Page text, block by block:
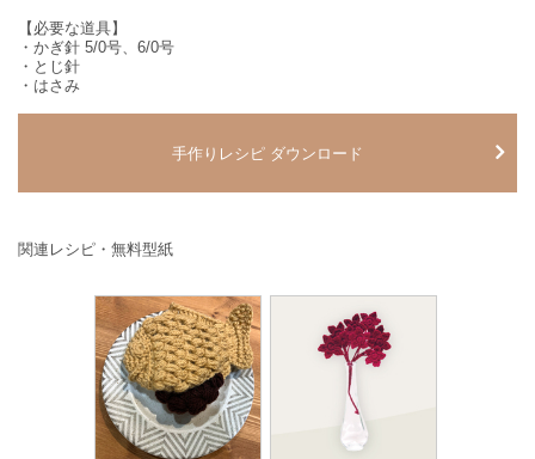
【必要な道具】
・かぎ針 5/0号、6/0号
・とじ針
・はさみ
手作りレシピ ダウンロード
関連レシピ・無料型紙